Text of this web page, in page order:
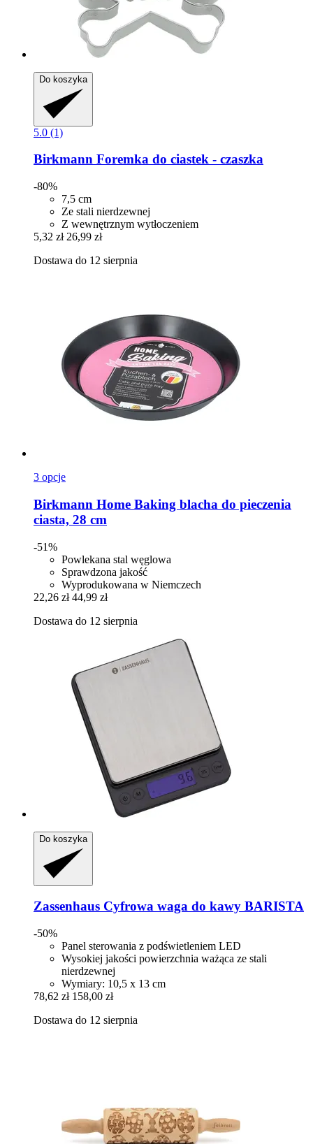
Do koszyka
5.0 (1)
Birkmann Foremka do ciastek -​ czaszka
-80%
7,5 cm
Ze stali nierdzewnej
Z wewnętrznym wytłoczeniem
5,32 zł 26,99 zł
Dostawa do 12 sierpnia
3 opcje
Birkmann Home Baking blacha do pieczenia
ciasta, 28 cm
-51%
Powlekana stal węglowa
Sprawdzona jakość
Wyprodukowana w Niemczech
22,26 zł 44,99 zł
Dostawa do 12 sierpnia
Do koszyka
Zassenhaus Cyfrowa waga do kawy BARISTA
-50%
Panel sterowania z podświetleniem LED
Wysokiej jakości powierzchnia ważąca ze stali
nierdzewnej
Wymiary: 10,5 x 13 cm
78,62 zł 158,00 zł
Dostawa do 12 sierpnia